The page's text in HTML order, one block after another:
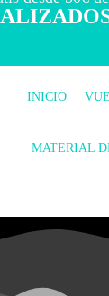
INICIO
MATERIAL